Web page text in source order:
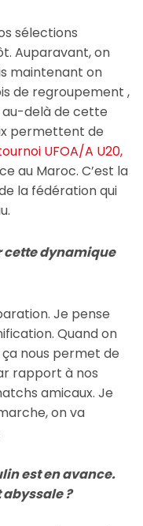
sélections
Auparavant, on
maintenant on
de regroupement ,
delà de cette
permettent de
UFOA/A U20,
au Maroc. C’est la
la fédération qui
cette dynamique
Je pense
Quand on
nous permet de
rapport à nos
amicaux. Je
on va
est en avance.
?